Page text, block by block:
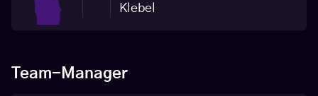
Klebel
Team-Manager